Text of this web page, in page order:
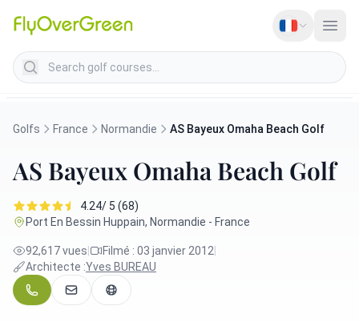
Search golf courses
Golfs France Normandie AS Bayeux Omaha Beach Golf
AS Bayeux Omaha Beach Golf
4.24/ 5 (68)
Port En Bessin Huppain, Normandie - France
92,617 vues Filmé : 03 janvier 2012
Architecte :Yves BUREAU